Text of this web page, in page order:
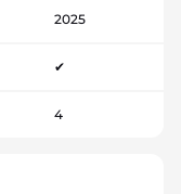
2025
✔
4